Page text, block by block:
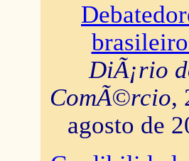
DiÃ¡rio
ComÃ©rcio,
agosto de